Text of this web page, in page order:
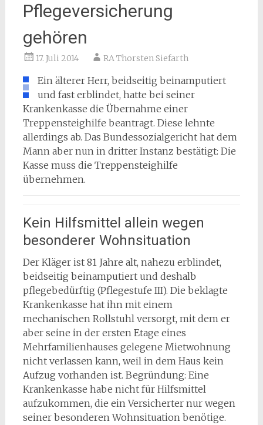
Pflegeversicherung
gehören
17. Juli 2014 RA Thorsten Siefarth
Ein älterer Herr, beidseitig beinamputiert
und fast erblindet, hatte bei seiner
Krankenkasse die Übernahme einer
Treppensteighilfe beantragt. Diese lehnte
allerdings ab. Das Bundessozialgericht hat dem
Mann aber nun in dritter Instanz bestätigt: Die
Kasse muss die Treppensteighilfe
übernehmen.
Kein Hilfsmittel allein wegen
besonderer Wohnsituation
Der Kläger ist 81 Jahre alt, nahezu erblindet,
beidseitig beinamputiert und deshalb
pflegebedürftig (Pflegestufe III). Die beklagte
Krankenkasse hat ihn mit einem
mechanischen Rollstuhl versorgt, mit dem er
aber seine in der ersten Etage eines
Mehrfamilienhauses gelegene Mietwohnung
nicht verlassen kann, weil in dem Haus kein
Aufzug vorhanden ist. Begründung: Eine
Krankenkasse habe nicht für Hilfsmittel
aufzukommen, die ein Versicherter nur wegen
seiner besonderen Wohnsituation benötige.